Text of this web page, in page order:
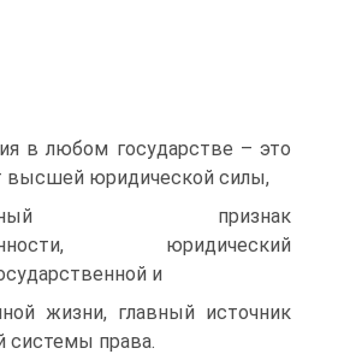
в любом государстве – это
высшей юридической силы,
признак
юридический
и
жизни, главный источник
системы права.